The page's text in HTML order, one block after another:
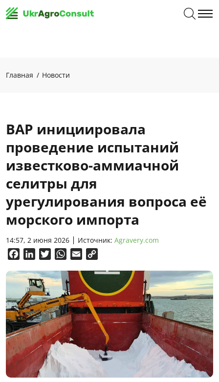
Главная Новости
ВАР инициировала
проведение испытаний
известково-аммиачной
селитры для
урегулирования вопроса её
морского импорта
14:57, 2 июня 2026 Источник: Agravery.com
FacebookLinkedInTwitterWhatsApp
Email